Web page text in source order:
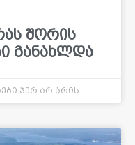
შორის
განახლდა
ჯერ არ არის